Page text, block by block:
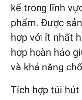
kể trong lĩnh
phẩm. Được
hợp với ít nhất
hợp hoàn hảo
và khả năng
Tích hợp túi hút